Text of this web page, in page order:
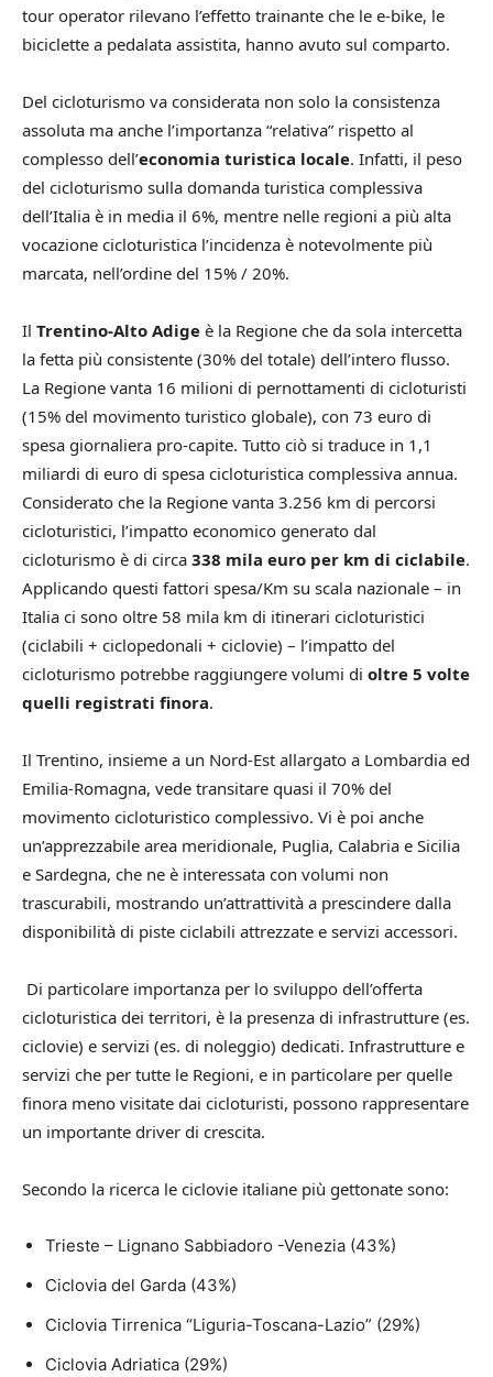
tour operator rilevano l’effetto trainante che le e-bike, le
biciclette a pedalata assistita, hanno avuto sul comparto.
Del cicloturismo va considerata non solo la consistenza
assoluta ma anche l’importanza “relativa” rispetto al
complesso dell’economia turistica locale. Infatti, il peso
del cicloturismo sulla domanda turistica complessiva
dell’Italia è in media il 6%, mentre nelle regioni a più alta
vocazione cicloturistica l’incidenza è notevolmente più
marcata, nell’ordine del 15% / 20%.
Il Trentino-Alto Adige è la Regione che da sola intercetta
la fetta più consistente (30% del totale) dell’intero flusso.
La Regione vanta 16 milioni di pernottamenti di cicloturisti
(15% del movimento turistico globale), con 73 euro di
spesa giornaliera pro-capite. Tutto ciò si traduce in 1,1
miliardi di euro di spesa cicloturistica complessiva annua.
Considerato che la Regione vanta 3.256 km di percorsi
cicloturistici, l’impatto economico generato dal
cicloturismo è di circa 338 mila euro per km di ciclabile.
Applicando questi fattori spesa/Km su scala nazionale – in
Italia ci sono oltre 58 mila km di itinerari cicloturistici
(ciclabili + ciclopedonali + ciclovie) – l’impatto del
cicloturismo potrebbe raggiungere volumi di oltre 5 volte
quelli registrati finora.
Il Trentino, insieme a un Nord-Est allargato a Lombardia ed
Emilia-Romagna, vede transitare quasi il 70% del
movimento cicloturistico complessivo. Vi è poi anche
un’apprezzabile area meridionale, Puglia, Calabria e Sicilia
e Sardegna, che ne è interessata con volumi non
trascurabili, mostrando un’attrattività a prescindere dalla
disponibilità di piste ciclabili attrezzate e servizi accessori.
Di particolare importanza per lo sviluppo dell’offerta
cicloturistica dei territori, è la presenza di infrastrutture (es.
ciclovie) e servizi (es. di noleggio) dedicati. Infrastrutture e
servizi che per tutte le Regioni, e in particolare per quelle
finora meno visitate dai cicloturisti, possono rappresentare
un importante driver di crescita.
Secondo la ricerca le ciclovie italiane più gettonate sono:
Trieste – Lignano Sabbiadoro -Venezia (43%)
Ciclovia del Garda (43%)
Ciclovia Tirrenica “Liguria-Toscana-Lazio” (29%)
Ciclovia Adriatica (29%)